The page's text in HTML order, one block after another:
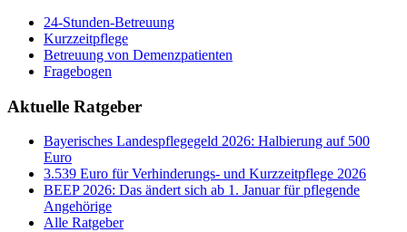
24-Stunden-Betreuung
Kurzzeitpflege
Betreuung von Demenzpatienten
Fragebogen
Aktuelle Ratgeber
Bayerisches Landespflegegeld 2026: Halbierung auf 500
Euro
3.539 Euro für Verhinderungs- und Kurzzeitpflege 2026
BEEP 2026: Das ändert sich ab 1. Januar für pflegende
Angehörige
Alle Ratgeber